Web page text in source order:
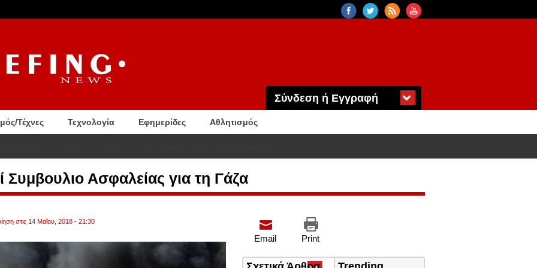
Σύνδεση ή Εγγραφή
Τέχνες Τεχνολογία Εφημερίδες Αθλητισμός
Συμβουλιο Ασφαλείας για τη Γάζα
στις 14 Μαΐου, 2018 - 21:30
Print
Email